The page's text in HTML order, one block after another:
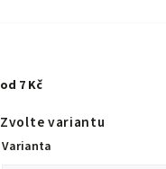
od 7 Kč
Zvolte variantu
Varianta